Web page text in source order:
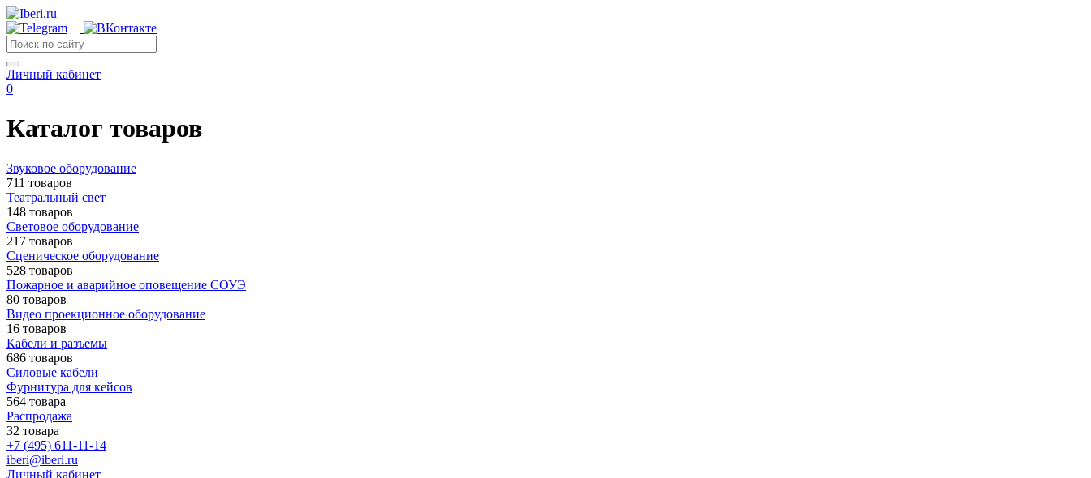
Личный кабинет
0
Каталог товаров
Звуковое оборудование
711 товаров
Театральный свет
148 товаров
Световое оборудование
217 товаров
Сценическое оборудование
528 товаров
Пожарное и аварийное оповещение СОУЭ
80 товаров
Видео проекционное оборудование
16 товаров
Кабели и разъемы
686 товаров
Силовые кабели
Фурнитура для кейсов
564 товара
Распродажа
32 товара
+7 (495) 611-11-14
iberi@iberi.ru
Личный кабинет